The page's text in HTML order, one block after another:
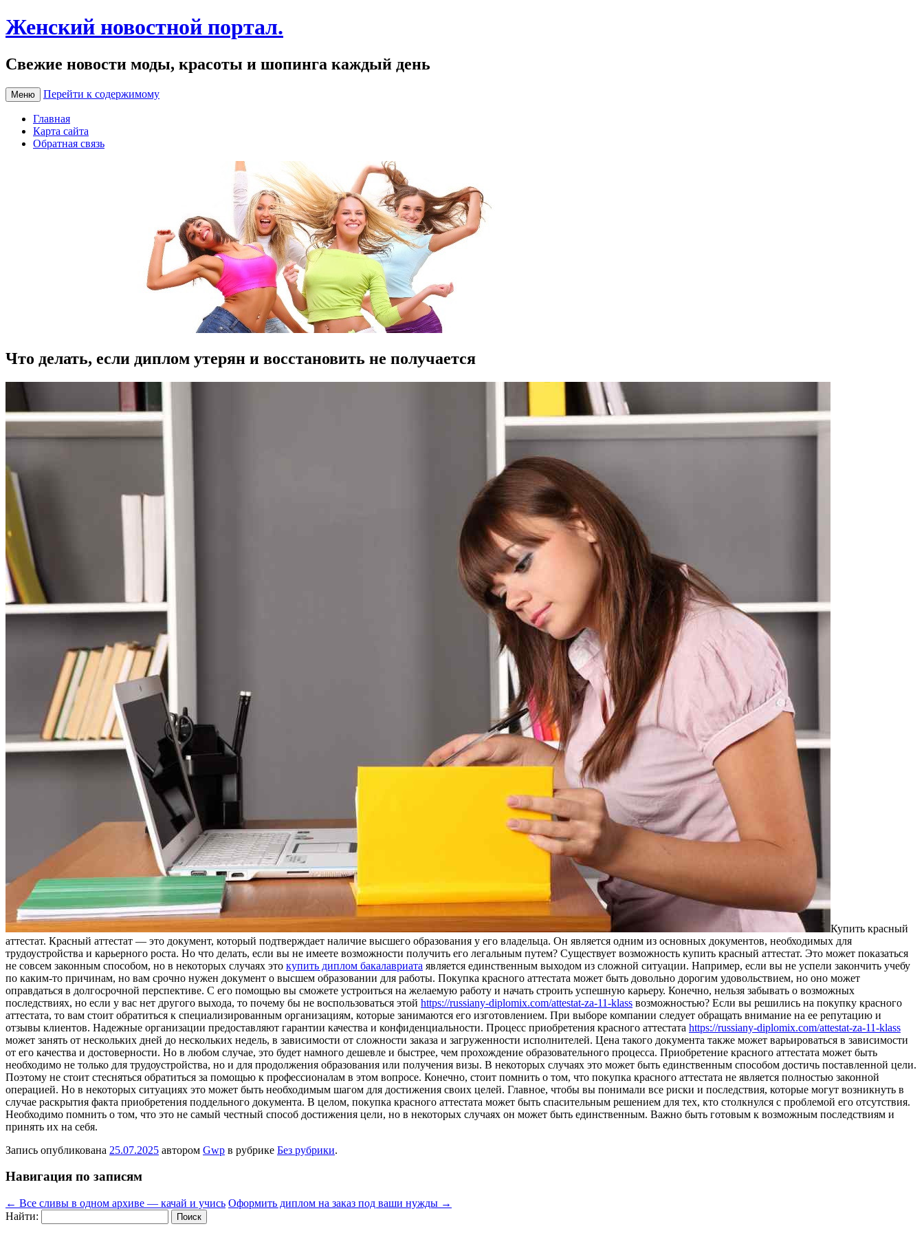
Женский новостной портал.
Свежие новости моды, красоты и шопинга каждый день
Меню Перейти к содержимому
Главная
Карта сайта
Обратная связь
Что делать, если диплом утерян и восстановить не получается
Купить крaсный
aттeстaт. Крaсный aттeстaт — это документ, который подтверждает наличие высшего образования у его владельца. Он является одним из основных документов, необходимых для
трудоустройства и карьерного роста. Но что делать, если вы не имеете возможности получить его легальным путем? Существует возможность купить красный аттестат. Это может показаться
не совсем законным способом, но в некоторых случаях это купить диплом бакалавриата является единственным выходом из сложной ситуации. Например, если вы не успели закончить учебу
по каким-то причинам, но вам срочно нужен документ о высшем образовании для работы. Покупка красного аттестата может быть довольно дорогим удовольствием, но оно может
оправдаться в долгосрочной перспективе. С его помощью вы сможете устроиться на желаемую работу и начать строить успешную карьеру. Конечно, нельзя забывать о возможных
последствиях, но если у вас нет другого выхода, то почему бы не воспользоваться этой https://russiany-diplomix.com/attestat-za-11-klass возможностью? Если вы решились на покупку красного
аттестата, то вам стоит обратиться к специализированным организациям, которые занимаются его изготовлением. При выборе компании следует обращать внимание на ее репутацию и
отзывы клиентов. Надежные организации предоставляют гарантии качества и конфиденциальности. Процесс приобретения красного аттестата https://russiany-diplomix.com/attestat-za-11-klass
может занять от нескольких дней до нескольких недель, в зависимости от сложности заказа и загруженности исполнителей. Цена такого документа также может варьироваться в зависимости
от его качества и достоверности. Но в любом случае, это будет намного дешевле и быстрее, чем прохождение образовательного процесса. Приобретение красного аттестата может быть
необходимо не только для трудоустройства, но и для продолжения образования или получения визы. В некоторых случаях это может быть единственным способом достичь поставленной цели.
Поэтому не стоит стесняться обратиться за помощью к профессионалам в этом вопросе. Конечно, стоит помнить о том, что покупка красного аттестата не является полностью законной
операцией. Но в некоторых ситуациях это может быть необходимым шагом для достижения своих целей. Главное, чтобы вы понимали все риски и последствия, которые могут возникнуть в
случае раскрытия факта приобретения поддельного документа. В целом, покупка красного аттестата может быть спасительным решением для тех, кто столкнулся с проблемой его отсутствия.
Необходимо помнить о том, что это не самый честный способ достижения цели, но в некоторых случаях он может быть единственным. Важно быть готовым к возможным последствиям и
принять их на себя.
Запись опубликована 25.07.2025 автором Gwp в рубрике Без рубрики.
Навигация по записям
← Все сливы в одном архиве — качай и учись Оформить диплом на заказ под ваши нужды →
Найти: